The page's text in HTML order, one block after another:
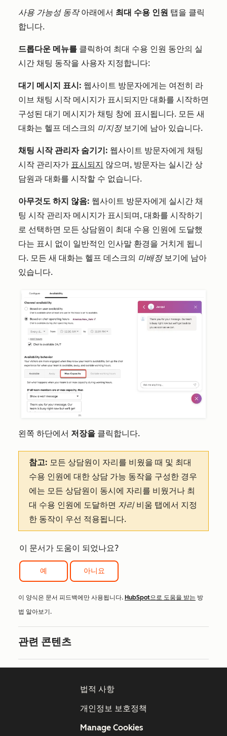
사용 가능성 동작아래에서 최대 수용 인원 탭을 클릭
합니다.
드롭다운 메뉴를 클릭하여 최대 수용 인원 동안의 실
시간 채팅 동작을 사용자 지정합니다:
대기 메시지 표시: 웹사이트 방문자에게는 여전히 라
이브 채팅 시작 메시지가 표시되지만 대화를 시작하면
구성된 대기 메시지가 채팅 창에 표시됩니다. 모든 새
대화는 헬프 데스크의 미지정 보기에 남아 있습니다.
채팅 시작 관리자 숨기기: 웹사이트 방문자에게 채팅
시작 관리자가 표시되지 않으며, 방문자는 실시간 상
담원과 대화를 시작할 수 없습니다.
아무것도 하지 않음: 웹사이트 방문자에게 실시간 채
팅 시작 관리자 메시지가 표시되며, 대화를 시작하기
로 선택하면 모든 상담원이 최대 수용 인원에 도달했
다는 표시 없이 일반적인 인사말 환경을 거치게 됩니
다. 모든 새 대화는 헬프 데스크의 미배정보기에 남아
있습니다.
왼쪽 하단에서 저장을 클릭합니다.
참고: 모든 상담원이 자리를 비웠을 때 및 최대
수용 인원에 대한 상담 가능 동작을 구성한 경우
에는 모든 상담원이 동시에 자리를 비웠거나 최
대 수용 인원에 도달하면 자리비움 탭에서 지정
한 동작이 우선 적용됩니다.
이 문서가 도움이 되었나요?
예 아니요
이 양식은 문서 피드백에만 사용됩니다. HubSpot으로 도움을 받는 방
법 알아보기.
관련 콘텐츠
법적 사항
개인정보 보호정책
Manage Cookies